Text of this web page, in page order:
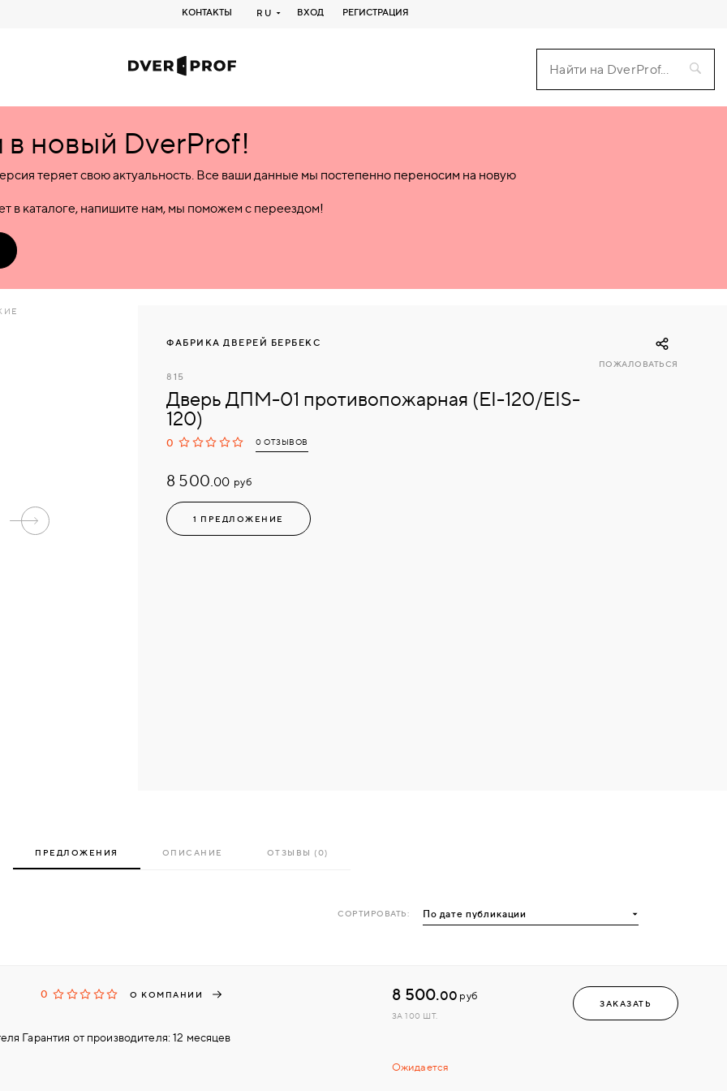
КОНТАКТЫ RU ВХОД РЕГИСТРАЦИЯ
новый DverProf!
теряет свою актуальность. Все ваши данные мы постепенно переносим на новую
в каталоге, напишите нам, мы поможем с переездом!
ФАБРИКА ДВЕРЕЙ БЕРБЕКС
815
Дверь ДПМ-01 противопожарная (EI-120/EIS-
120)
0 0 ОТЗЫВОВ
8 500.00 руб
1 ПРЕДЛОЖЕНИЕ
ПОЖАЛОВАТЬСЯ
ПРЕДЛОЖЕНИЯ ОПИСАНИЕ ОТЗЫВЫ (0)
СОРТИРОВАТЬ:
0 О КОМПАНИИ
Гарантия от производителя: 12 месяцев
Ожидается
8 500.00 руб
ЗА 100 ШТ.
ЗАКАЗАТЬ